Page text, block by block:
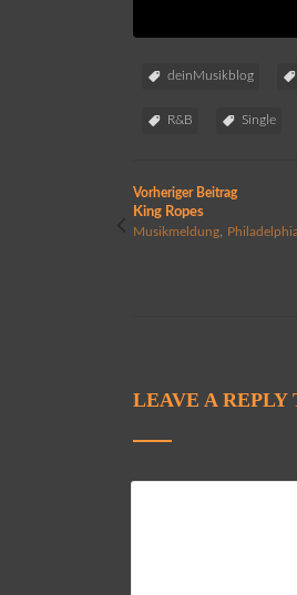
deinMusikblog
R&B Single
Vorheriger Beitrag
King Ropes
Musikmeldung Philadelphia
LEAVE A REPLY